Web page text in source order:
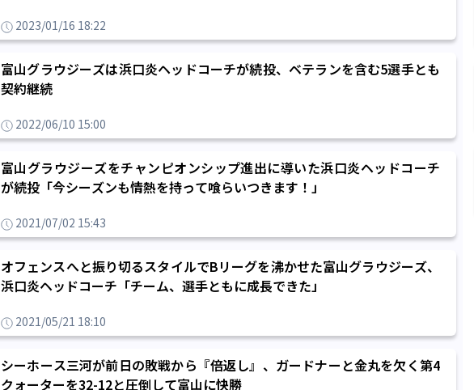
2023/01/16 18:22
富山グラウジーズは浜口炎ヘッドコーチが続投、ベテランを含む5選手とも
契約継続
2022/06/10 15:00
富山グラウジーズをチャンピオンシップ進出に導いた浜口炎ヘッドコーチ
が続投「今シーズンも情熱を持って喰らいつきます！」
2021/07/02 15:43
オフェンスへと振り切るスタイルでBリーグを沸かせた富山グラウジーズ、
浜口炎ヘッドコーチ「チーム、選手ともに成長できた」
2021/05/21 18:10
シーホース三河が前日の敗戦から『倍返し』、ガードナーと金丸を欠く第4
クォーターを32-12と圧倒して富山に快勝